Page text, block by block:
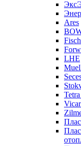
Ares
LHE